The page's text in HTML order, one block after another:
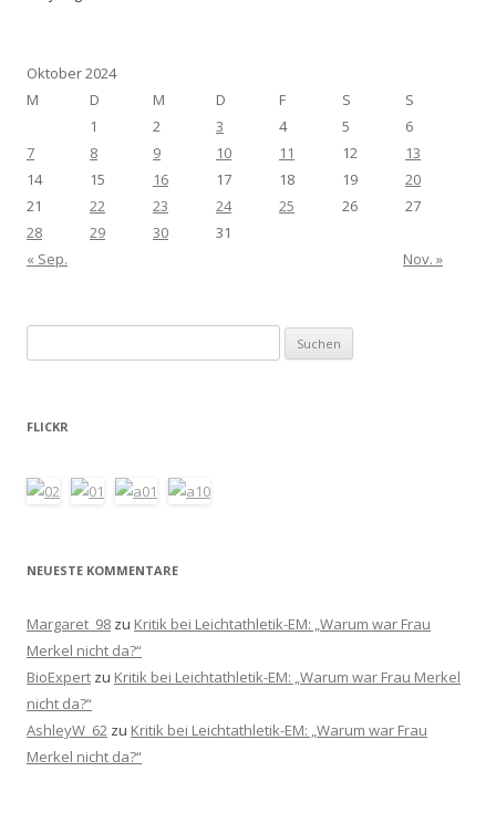
Oktober 2024
M
D M D F S
S
1
2 3 4 5
6
7
8 9 10 11 12
13
14
15 16 17 18 19
20
21
22 23 24 25 26
27
28
29 30
31
« Sep.
Nov. »
nach:
FLICKR
NEUESTE KOMMENTARE
Margaret_98 zu Kritik bei Leichtathletik-EM: „Warum war Frau
Merkel nicht da?“
BioExpert zu Kritik bei Leichtathletik-EM: „Warum war Frau Merkel
nicht da?“
AshleyW_62 zu Kritik bei Leichtathletik-EM: „Warum war Frau
Merkel nicht da?“